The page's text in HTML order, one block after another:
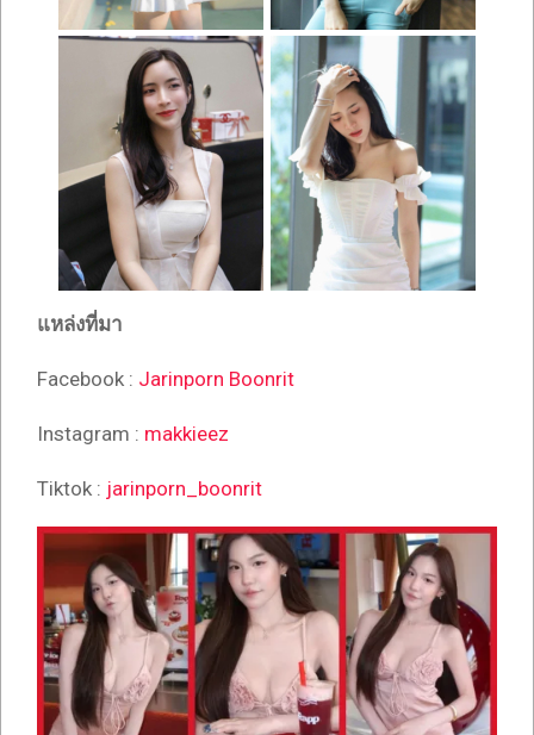
แหล่งที่มา
Facebook : Jarinporn Boonrit
Instagram : makkieez
Tiktok : jarinporn_boonrit